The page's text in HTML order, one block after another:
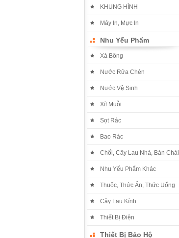
KHUNG HÌNH
Máy In, Mực In
Nhu Yếu Phẩm
Xà Bông
Nước Rửa Chén
Nước Vệ Sinh
Xít Muỗi
Sọt Rác
Bao Rác
Chổi, Cây Lau Nhà, Bàn Chải
Nhu Yếu Phẩm Khác
Thuốc, Thức Ăn, Thức Uống
Cây Lau Kính
Thiết Bị Điện
Thiết Bị Bảo Hộ